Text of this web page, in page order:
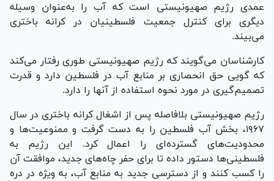
عمدی رژیم صهیونیستی است که آب را به‌عنوان وسیله
دیگری برای کنترل جمعیت فلسطینیان در کرانه باختری
می‌بیند.
کارشناسان می‌گویند که رژیم صهیونیستی طوری رفتار می‌کند
که گویی حق انحصاری بر منابع آب در فلسطین دارد و قدرت
تصمیم‌گیری در مورد نحوه استفاده از آنها را دارد.
رژیم صهیونیستی بلافاصله پس از اشغال کرانه باختری در سال
۱۹۶۷، بخش آب فلسطین را به دست گرفت و ممنوعیت‌ها و
محدودیت‌های گسترده‌ای را اعمال کرد. این رژیم به
فلسطینی‌ها دستور داده تا برای حفر چاه‌های جدید، موافقت آن
را کسب کنند و از دسترسی جدید به منابع آب، به ویژه در دره